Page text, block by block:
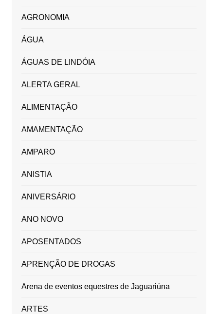
AGRONOMIA
ÁGUA
ÁGUAS DE LINDÓIA
ALERTA GERAL
ALIMENTAÇÃO
AMAMENTAÇÃO
AMPARO
ANISTIA
ANIVERSÁRIO
ANO NOVO
APOSENTADOS
APRENÇÃO DE DROGAS
Arena de eventos equestres de Jaguariúna
ARTES